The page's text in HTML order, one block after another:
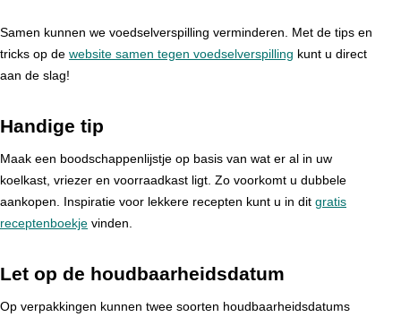
Samen kunnen we voedselverspilling verminderen. Met de tips en
tricks op de website samen tegen voedselverspilling kunt u direct
aan de slag!
Handige tip
Maak een boodschappenlijstje op basis van wat er al in uw
koelkast, vriezer en voorraadkast ligt. Zo voorkomt u dubbele
aankopen. Inspiratie voor lekkere recepten kunt u in dit gratis
receptenboekje vinden.
Let op de houdbaarheidsdatum
Op verpakkingen kunnen twee soorten houdbaarheidsdatums